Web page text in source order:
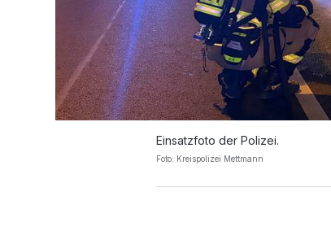
Einsatzfoto der Polizei.
Foto: Kreispolizei Mettmann